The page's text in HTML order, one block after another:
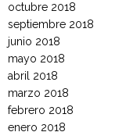
octubre 2018
septiembre 2018
junio 2018
mayo 2018
abril 2018
marzo 2018
febrero 2018
enero 2018